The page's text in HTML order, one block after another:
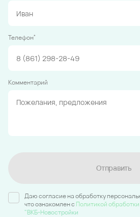
Телефон*
Комментарий
Отправить
Даю согласие на обработку
что ознакомлен c Политикой
"ВКБ-Новостройки